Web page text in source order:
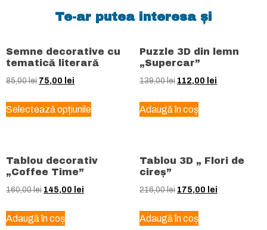
Te-ar putea interesa și
Semne decorative cu
tematică literară
85,00lei 75,00 lei
Selectează opțiunile
Puzzle 3D din lemn
„Supercar”
139,00lei 112,00 lei
Adaugă în coș
Tablou decorativ
„Coffee Time”
160,00lei 145,00 lei
Adaugă în coș
Tablou 3D „ Flori de
cireș”
216,00lei 175,00 lei
Adaugă în coș